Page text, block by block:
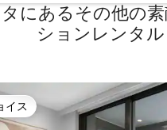
にあるその他の
ションレンタル
イス
イス